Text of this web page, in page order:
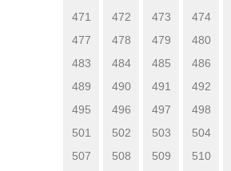
471 472 473 474
477
478 479 480
483
484 485 486
489
490 491 492
495
496 497 498
501
502 503 504
507
508 509 510